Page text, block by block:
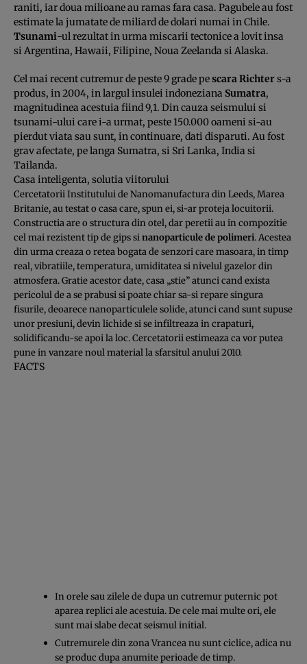
raniti, iar doua milioane au ramas fara casa. Pagubele au fost
estimate la jumatate de miliard de dolari numai in Chile.
Tsunami-ul rezultat in urma miscarii tectonice a lovit insa
si Argentina, Hawaii, Filipine, Noua Zeelanda si Alaska.
Cel mai recent cutremur de peste 9 grade pescara Richters-a
produs, in 2004, in largul insulei indoneziana Sumatra,
magnitudinea acestuia fiind 9,1. Din cauza seismului si
tsunami-ului care i-a urmat, peste 150.000 oameni si-au
pierdut viata sau sunt, in continuare, dati disparuti. Au fost
grav afectate, pe langa Sumatra, si Sri Lanka, India si
Tailanda.
Casa inteligenta, solutia viitorului
Cercetatorii Institutului de Nanomanufactura din Leeds, Marea
Britanie, au testat o casa care, spun ei, si-ar proteja locuitorii.
Constructia are o structura din otel, dar peretii au in compozitie
cel mai rezistent tip de gips sinanoparticule de polimeri. Acestea
din urma creaza o retea bogata de senzori care masoara, in timp
real, vibratiile, temperatura, umiditatea si nivelul gazelor din
atmosfera. Gratie acestor date, casa „stie” atunci cand exista
pericolul de a se prabusi si poate chiar sa-si repare singura
fisurile, deoarece nanoparticulele solide, atunci cand sunt supuse
unor presiuni, devin lichide si se infiltreaza in crapaturi,
solidificandu-se apoi la loc. Cercetatorii estimeaza ca vor putea
pune in vanzare noul material la sfarsitul anului 2010.
FACTS
In orele sau zilele de dupa un cutremur puternic pot
aparea replici ale acestuia. De cele mai multe ori, ele
sunt mai slabe decat seismul initial.
Cutremurele din zona Vrancea nu sunt ciclice, adica nu
se produc dupa anumite perioade de timp.